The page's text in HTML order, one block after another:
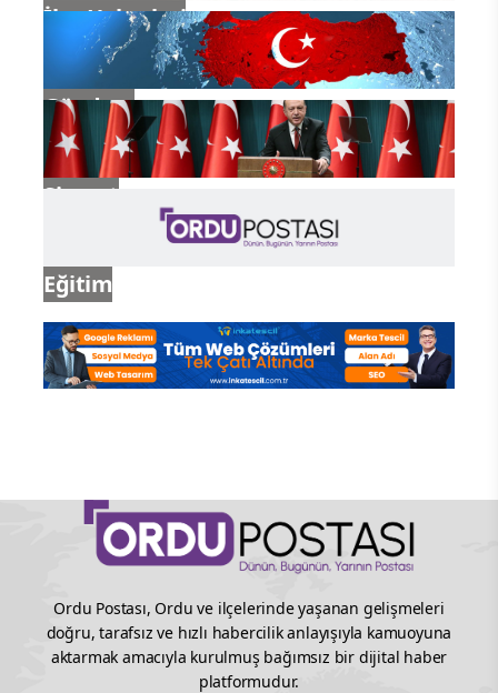
İlçe Haberleri
Gündem
Siyaset
Eğitim
Ordu Postası, Ordu ve ilçelerinde yaşanan gelişmeleri
doğru, tarafsız ve hızlı habercilik anlayışıyla kamuoyuna
aktarmak amacıyla kurulmuş bağımsız bir dijital haber
platformudur.